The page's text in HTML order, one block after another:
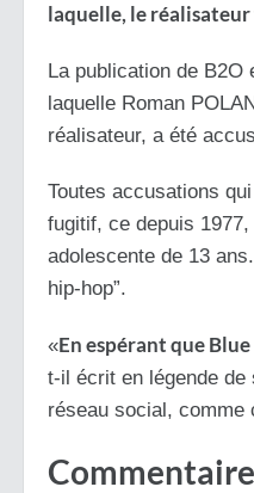
laquelle, le
La publication de B2O
laquelle Roman
réalisateur, a été
Toutes accusations
fugitif, ce depuis
adolescente de 13
hip-hop”.
«En espérant que
t-il écrit en légende de
réseau social, comme